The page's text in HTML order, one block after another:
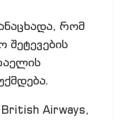
რომ
შეტევების
Airways,